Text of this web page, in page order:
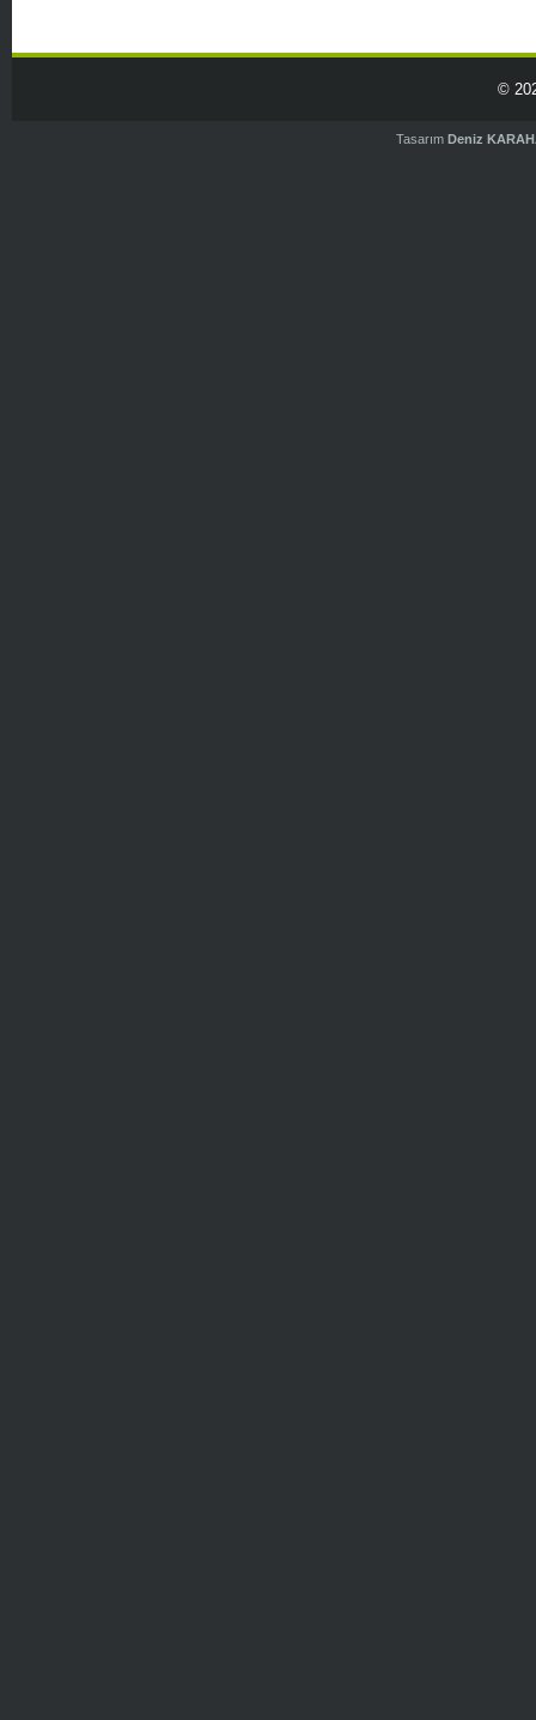
©
Tasarım Deniz